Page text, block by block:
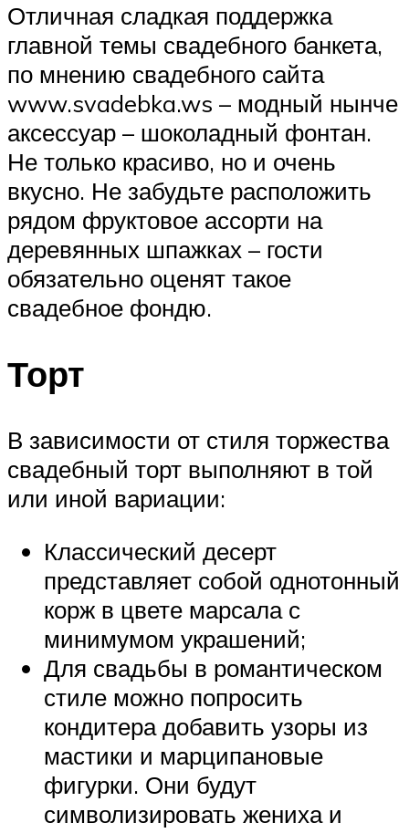
Отличная сладкая поддержка
главной темы свадебного банкета,
по мнению свадебного сайта
www.svadebka.ws – модный нынче
аксессуар – шоколадный фонтан.
Не только красиво, но и очень
вкусно. Не забудьте расположить
рядом фруктовое ассорти на
деревянных шпажках – гости
обязательно оценят такое
свадебное фондю.
Торт
В зависимости от стиля торжества
свадебный торт выполняют в той
или иной вариации:
Классический десерт
представляет собой однотонный
корж в цвете марсала с
минимумом украшений;
Для свадьбы в романтическом
стиле можно попросить
кондитера добавить узоры из
мастики и марципановые
фигурки. Они будут
символизировать жениха и